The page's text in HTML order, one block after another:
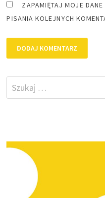
ZAPAMIĘTAJ MOJE
PISANIA KOLEJNYCH
Szukaj: